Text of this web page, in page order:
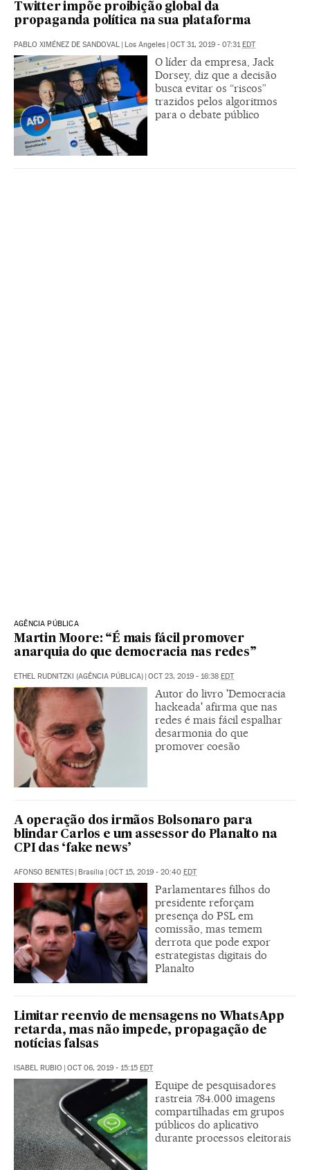
Twitter impõe proibição global da
propaganda política na sua plataforma
PABLO XIMÉNEZ DE SANDOVAL | Los Angeles | OCT 31, 2019 - 07:31EDT
O líder da empresa, Jack
Dorsey, diz que a decisão
busca evitar os “riscos”
trazidos pelos algoritmos
para o debate público
AGÊNCIA PÚBLICA
Martin Moore: “É mais fácil promover
anarquia do que democracia nas redes”
ETHEL RUDNITZKI (AGÊNCIA PÚBLICA) | OCT 23, 2019 - 16:38 EDT
Autor do livro 'Democracia
hackeada' afirma que nas
redes é mais fácil espalhar
desarmonia do que
promover coesão
A operação dos irmãos Bolsonaro para
blindar Carlos e um assessor do Planalto na
CPI das ‘fake news’
AFONSO BENITES | Brasília | OCT 15, 2019 - 20:40 EDT
Parlamentares filhos do
presidente reforçam
presença do PSL em
comissão, mas temem
derrota que pode expor
estrategistas digitais do
Planalto
Limitar reenvio de mensagens no WhatsApp
retarda, mas não impede, propagação de
notícias falsas
ISABEL RUBIO | OCT 06, 2019 - 15:15 EDT
Equipe de pesquisadores
rastreia 784.000 imagens
compartilhadas em grupos
públicos do aplicativo
durante processos eleitorais